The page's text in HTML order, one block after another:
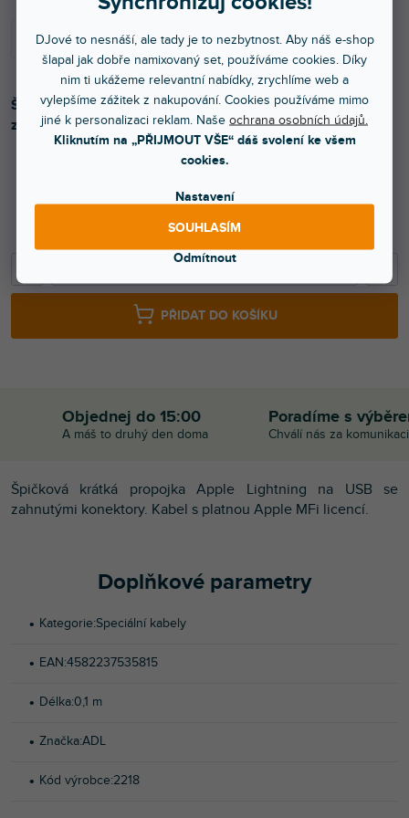
DJové to nesnáší, ale tady je to nezbytnost. Aby náš e-shop
šlapal jak dobře namixovaný set, používáme cookies. Díky
nim ti ukážeme relevantní nabídky, zrychlíme web a
vylepšíme zážitek z nakupování. Cookies používáme mimo
jiné k personalizaci reklam. Naše ochrana osobních údajů.
Kliknutím na „PŘIJMOUT VŠE“ dáš svolení ke všem
cookies.
Nastavení
Odmítnout
SOUHLASÍM
2 390 Kč
PŘIDAT DO KOŠÍKU
Špičková krátká propojka Apple Lightning na USB se
zahnutými konektory. Délka: 10 cm.
Objednej do 15:00
A máš to druhý den doma
Poradíme s
Chválí nás za komunikaci
Špičková krátká propojka Apple Lightning na USB se
zahnutými konektory. Kabel s platnou Apple MFi licencí.
Doplňkové parametry
Kategorie:Speciální kabely
EAN:4582237535815
Délka:0,1 m
Značka:ADL
Kód výrobce:2218